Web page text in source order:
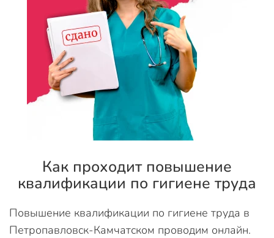
Как проходит повышение
квалификации по гигиене труда
Повышение квалификации по гигиене труда в
Петропавловск-Камчатском проводим онлайн.